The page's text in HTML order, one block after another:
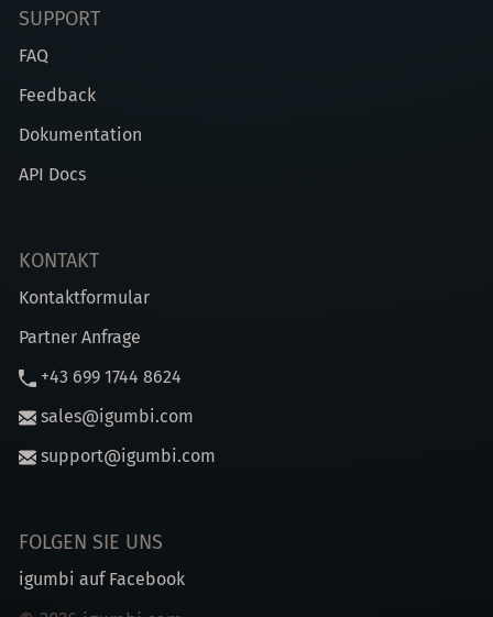
SUPPORT
FAQ
Feedback
Dokumentation
API Docs
KONTAKT
Kontaktformular
Partner Anfrage
+43 699 1744 8624
sales@igumbi.com
support@igumbi.com
FOLGEN SIE UNS
igumbi auf Facebook